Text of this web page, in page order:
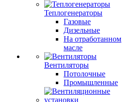
Теплогенераторы
Газовые
Дизельные
На отработанном
масле
Вентиляторы
Потолочные
Промышленные